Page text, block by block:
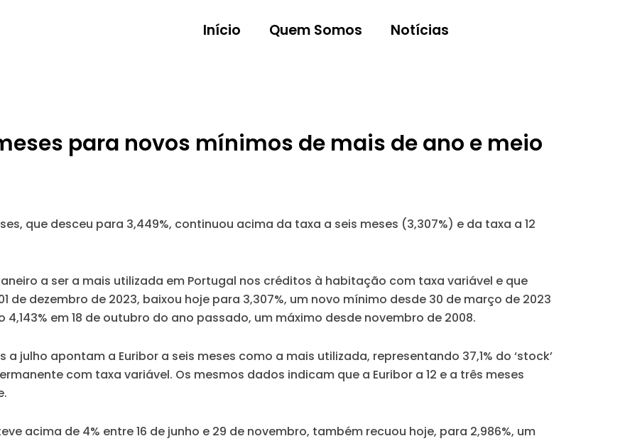
Início Quem Somos Notícias
para novos mínimos de mais de ano e meio
que desceu para 3,449%, continuou acima da taxa a seis meses (3,307%) e da taxa a 12
a ser a mais utilizada em Portugal nos créditos à habitação com taxa variável e que
de dezembro de 2023, baixou hoje para 3,307%, um novo mínimo desde 30 de março de 2023
em 18 de outubro do ano passado, um máximo desde novembro de 2008.
julho apontam a Euribor a seis meses como a mais utilizada, representando 37,1% do ‘stock’
com taxa variável. Os mesmos dados indicam que a Euribor a 12 e a três meses
acima de 4% entre 16 de junho e 29 de novembro, também recuou hoje, para 2,986%, um